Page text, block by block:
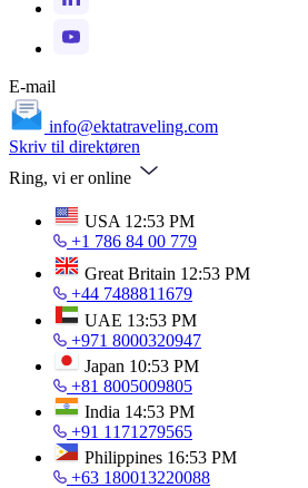
E-mail
info@ektatraveling.com
Skriv til direktøren
Ring, vi er online
USA 12:53 PM
+1 786 84 00 779
Great Britain 12:53 PM
+44 7488811679
UAE 13:53 PM
+971 8000320947
Japan 10:53 PM
+81 8005009805
India 14:53 PM
+91 1171279565
Philippines 16:53 PM
+63 180013220088